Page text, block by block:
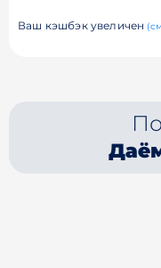
Ваш кэшбэк увеличен